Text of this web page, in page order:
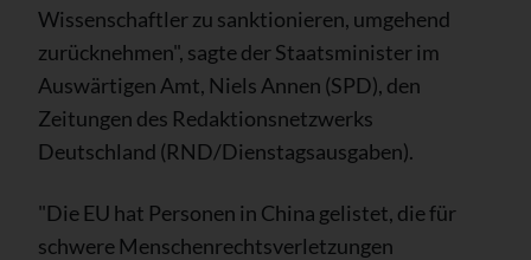
Wissenschaftler zu sanktionieren, umgehend
zurücknehmen", sagte der Staatsminister im
Auswärtigen Amt, Niels Annen (SPD), den
Zeitungen des Redaktionsnetzwerks
Deutschland (RND/Dienstagsausgaben).
"Die EU hat Personen in China gelistet, die für
schwere Menschenrechtsverletzungen